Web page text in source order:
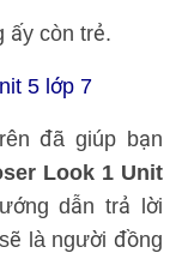
ấy còn trẻ.
5 lớp 7
đã giúp bạn
Look 1 Unit
dẫn trả lời
là người đồng